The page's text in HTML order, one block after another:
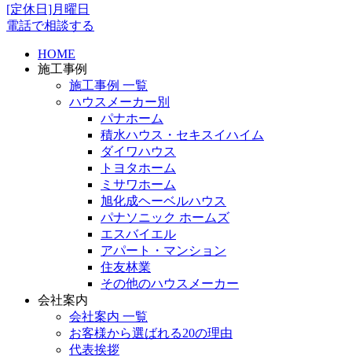
[定休日]月曜日
電話で相談する
HOME
施工事例
施工事例 一覧
ハウスメーカー別
パナホーム
積水ハウス・セキスイハイム
ダイワハウス
トヨタホーム
ミサワホーム
旭化成ヘーベルハウス
パナソニック ホームズ
エスバイエル
アパート・マンション
住友林業
その他のハウスメーカー
会社案内
会社案内 一覧
お客様から選ばれる20の理由
代表挨拶